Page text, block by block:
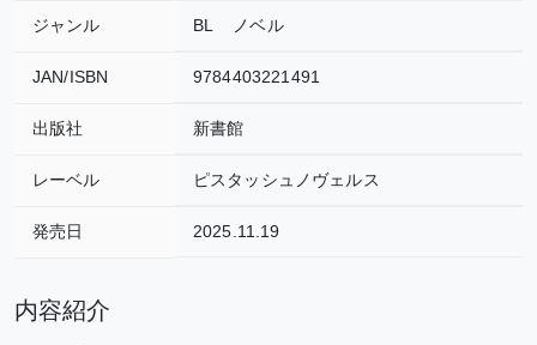
ジャンル BL ノベル
JAN/ISBN 9784403221491
出版社 新書館
レーベル ピスタッシュノヴェルス
発売日 2025.11.19
内容紹介